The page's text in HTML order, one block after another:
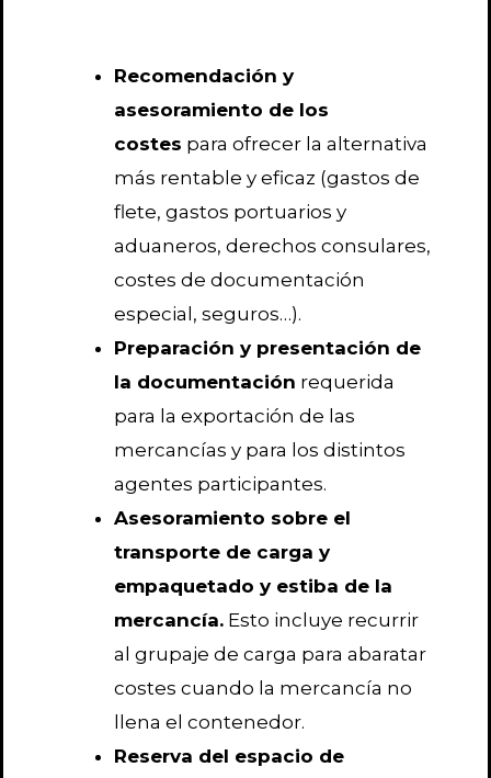
Recomendación y
asesoramiento de los
costes para ofrecer la alternativa
más rentable y eficaz (gastos de
flete, gastos portuarios y
aduaneros, derechos consulares,
costes de documentación
especial, seguros…).
Preparación y presentación de
la documentación requerida
para la exportación de las
mercancías y para los distintos
agentes participantes.
Asesoramiento sobre el
transporte de carga y
empaquetado y estiba de la
mercancía. Esto incluye recurrir
al grupaje de carga para abaratar
costes cuando la mercancía no
llena el contenedor.
Reserva del espacio de